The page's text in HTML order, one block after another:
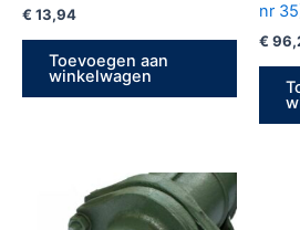
€ 13,94
Toevoegen aan
winkelwagen
nr
€